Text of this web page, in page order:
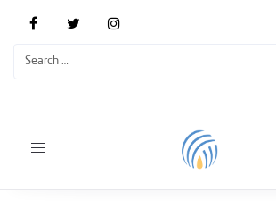
Toggle